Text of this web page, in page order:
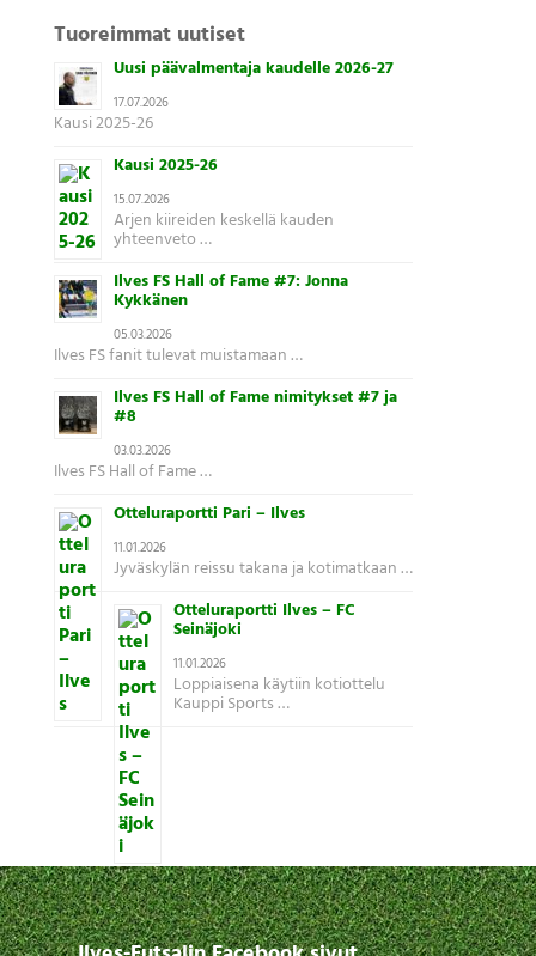
Tuoreimmat uutiset
Uusi päävalmentaja kaudelle 2026-27
17.07.2026
Kausi 2025-26
Kausi 2025-26
15.07.2026
Arjen kiireiden keskellä kauden
yhteenveto …
Ilves FS Hall of Fame #7: Jonna
Kykkänen
05.03.2026
Ilves FS fanit tulevat muistamaan …
Ilves FS Hall of Fame nimitykset #7 ja
#8
03.03.2026
Ilves FS Hall of Fame …
Otteluraportti Pari – Ilves
11.01.2026
Jyväskylän reissu takana ja kotimatkaan …
Otteluraportti Ilves – FC
Seinäjoki
11.01.2026
Loppiaisena käytiin kotiottelu
Kauppi Sports …